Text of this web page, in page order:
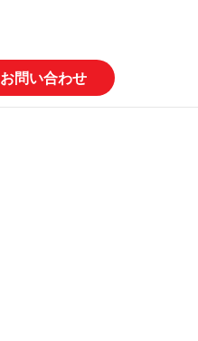
お問い合わせ